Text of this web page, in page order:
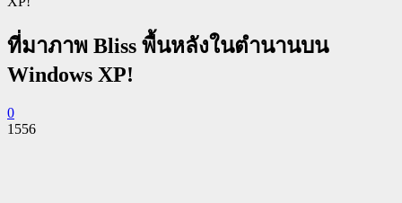
ที่มาภาพ Bliss พื้นหลังในตำนานบน
Windows XP!
0
1556